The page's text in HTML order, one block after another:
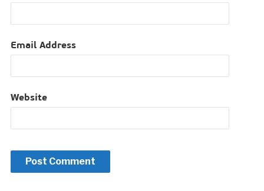
Email Address
Website